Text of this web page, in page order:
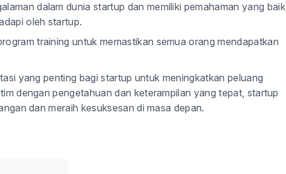
dalam dunia startup dan memiliki pemahaman yang baik
oleh startup.
training untuk memastikan semua orang mendapatkan
yang penting bagi startup untuk meningkatkan peluang
dengan pengetahuan dan keterampilan yang tepat, startup
dan meraih kesuksesan di masa depan.